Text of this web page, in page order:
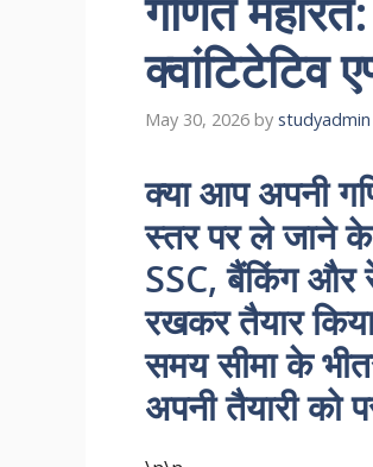
क्वांटिटेटिव
May 30, 2026 by studyadmin
क्या आप अपनी
स्तर पर ले जाने
SSC, बैंकिंग और
रखकर तैयार
समय सीमा के
अपनी तैयारी को